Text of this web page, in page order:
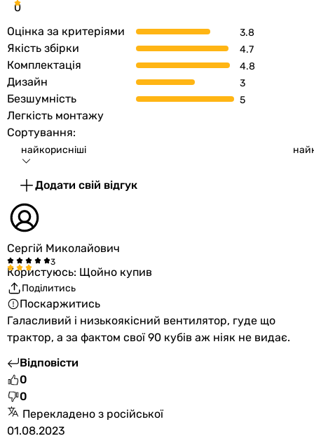
передньої
панелі
Глибина
передньої
панелі
43 мм
Габарити в упаковці
Ширина в
Висота в
упаковці
Глибина в
упаковці
Вага в упаковці
Гарантія
Гарантія
Побачили помилку в описі або характеристиках?
Повідомте нам про це!
Повідомити про помилку
0
Оцінка за критеріями
Якість збірки
Комплектація
Дизайн
Безшумність
Легкість монтажу
Сортування:
найкорисніші
Додати свій відгук
Сергій Миколайович
Користуюсь: Щойно купив
Поділитись
Поскаржитись
Галасливий і низькоякісний вентилятор, гуде що
трактор, а за фактом свої 90 кубів аж ніяк не видає.
Відповісти
0
0
Перекладено з російської
01.08.2023